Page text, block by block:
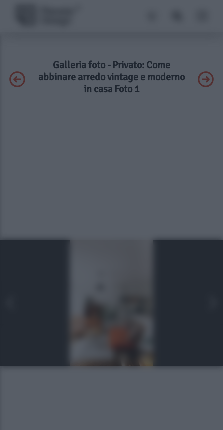
Galleria foto - Privato: Come
abbinare arredo vintage e moderno
in casa Foto 1